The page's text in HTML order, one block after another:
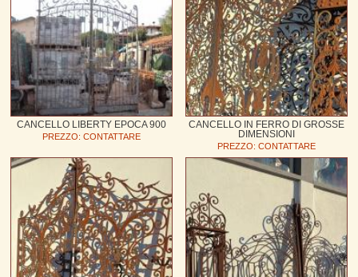
CANCELLO LIBERTY EPOCA 900
PREZZO: CONTATTARE
CANCELLO IN FERRO DI GROSSE
DIMENSIONI
PREZZO: CONTATTARE